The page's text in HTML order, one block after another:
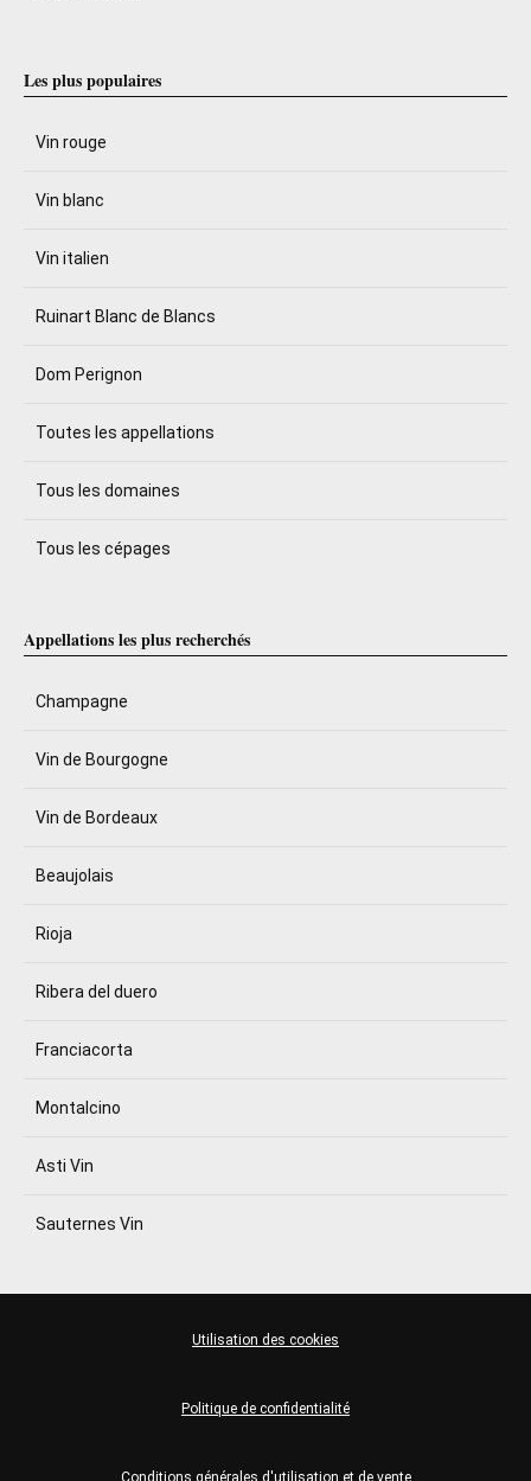
Les plus populaires
Vin rouge
Vin blanc
Vin italien
Ruinart Blanc de Blancs
Dom Perignon
Toutes les appellations
Tous les domaines
Tous les cépages
Appellations les plus recherchés
Champagne
Vin de Bourgogne
Vin de Bordeaux
Beaujolais
Rioja
Ribera del duero
Franciacorta
Montalcino
Asti Vin
Sauternes Vin
Conditions générales d'utilisation et de vente
Politique de confidentialité
Utilisation des cookies